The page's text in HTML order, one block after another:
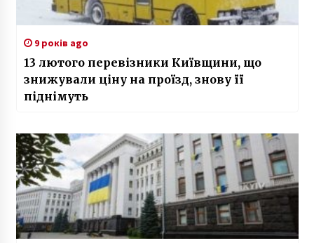
9 років ago
13 лютого перевізники Київщини, що
знижували ціну на проїзд, знову її
піднімуть